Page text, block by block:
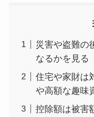
災害や盗難の
なるかを見る
住宅や家財は
や高額な趣味
控除額は被害